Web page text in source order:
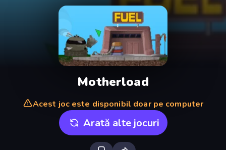
Motherload
Acest joc este disponibil doar pe computer
Arată alte jocuri